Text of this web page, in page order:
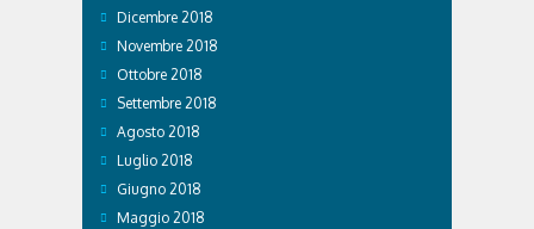
Dicembre 2018
Novembre 2018
Ottobre 2018
Settembre 2018
Agosto 2018
Luglio 2018
Giugno 2018
Maggio 2018